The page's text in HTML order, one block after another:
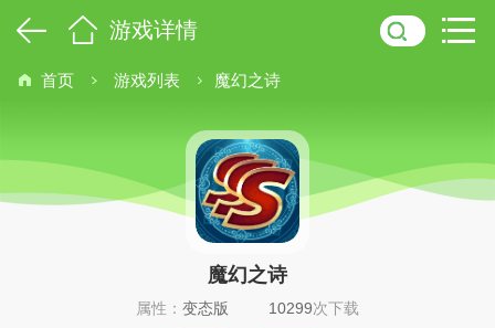
游戏详情
首页 游戏列表 魔幻之诗
魔幻之诗
属性： 变态版 10299次下载